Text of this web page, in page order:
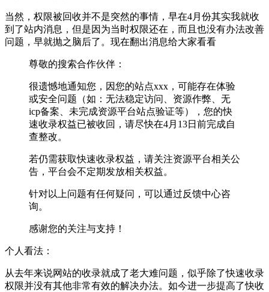
当然，权限被回收并不是突然的事情，早在4月份其实我就收
到了站内消息，但是因为当时权限还在，而且也没有办法改善
问题，早就抛之脑后了。现在翻出消息给大家看看
尊敬的搜索合作伙伴：
很遗憾地通知您，因您的站点xxx，可能存在体验
或安全问题（如：无法稳定访问、资源作弊、无
icp备案、未完成资源平台站点验证等），您的快
速收录权益已被收回，请尽快在4月13日前完成自
查整改。
若仍需获取快速收录权益，请关注资源平台相关公
告，平台会不定期发放相关权益。
针对以上问题有任何疑问，可以通过反馈中心咨
询。
感谢您的关注与支持！
个人看法：
从去年来说网站的收录就成了老大难问题，似乎除了快速收录
权限并没有其他非常有效的解决办法。如今进一步提高了快收